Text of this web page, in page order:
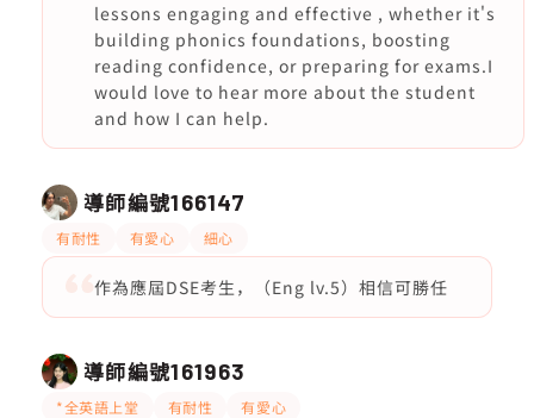
lessons engaging and effective , whether it's
building phonics foundations, boosting
reading confidence, or preparing for exams.I
would love to hear more about the student
and how I can help.
導師編號166147
有耐性 有愛心 細心
作為應屆DSE考生，（Eng lv.5）相信可勝任
導師編號161963
*全英語上堂 有耐性 有愛心